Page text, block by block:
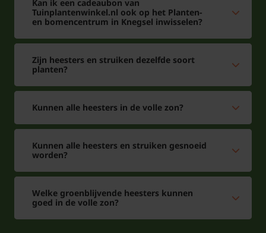
Kan ik een cadeaubon van
Tuinplantenwinkel.nl ook op het Planten-
en bomencentrum in Knegsel inwisselen?
Zijn heesters en struiken dezelfde soort
planten?
Kunnen alle heesters in de volle zon?
Kunnen alle heesters en struiken gesnoeid
worden?
Welke groenblijvende heesters kunnen
goed in de volle zon?